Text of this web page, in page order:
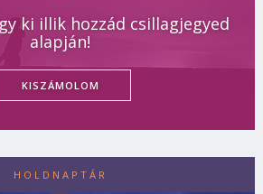
ki illik hozzád csillagjegyed
alapján!
KISZÁMOLOM
HOLDNAPTÁR